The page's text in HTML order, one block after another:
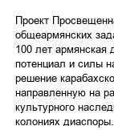
Проект
общеармянских
100 лет армянская
потенциал и силы
решение
направленную на
культурного
колониях диаспоры.